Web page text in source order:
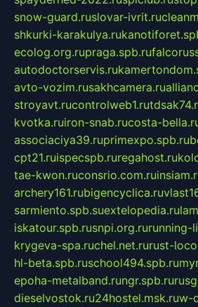
snow-guard.ruslovar-ivrit.ru
shkurki-karakulya.ru
ecolog.org.rupraga.spb.ru
autodoctorservis.ru
avto-vozim.rusakhcamera.ru
stroyavt.rucontrolweb1.ru
kvotka.ruiron-snab.rucosta-
associaciya39.ruprimexpo.spb.ru
cpt21.ruispecspb.ruregahost.ru
tae-kwon.ruconsrio.com.ru
archery161.rubigencyclica.ru
sarmiento.spb.suextelopedia.ru
iskatour.spb.rusnpi.org.rurunning-
krygeva-spa.ruchel.net.rurust-
hl-beta.spb.ruschool494.spb.ru
epoha-metalband.rungr.spb.ru
dieselvostok.ru24hostel.msk.ruw-